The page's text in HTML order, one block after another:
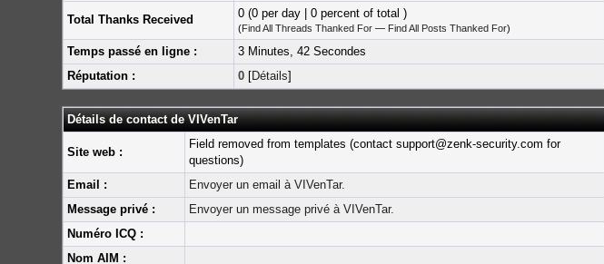
Total Thanks Received 0 (0 per day | 0 percent of total )
(Find All Threads Thanked For— Find All Posts Thanked For)
Temps passé en ligne :
3 Minutes, 42 Secondes
Réputation :
0[Détails]
Détails de contact de VIVenTar
Site web :
Field removed from templates (contact support@zenk-security.com for
questions)
Email :
Envoyer un email à VIVenTar.
Message privé :
Envoyer un message privé à VIVenTar.
Numéro ICQ :
Nom AIM :